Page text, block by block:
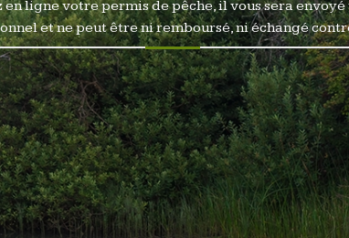
en ligne votre permis de pêche, il vous sera
et ne peut être ni remboursé, ni échangé